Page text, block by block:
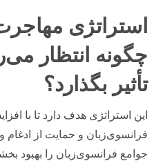
استراتژی
چگونه انتظار
تأثیر بگذارد؟
این استراتژی هدف دارد تا با
فرانسوی‌زبان و حمایت از ادغام و
جوامع فرانسوی‌زبان را بهبود